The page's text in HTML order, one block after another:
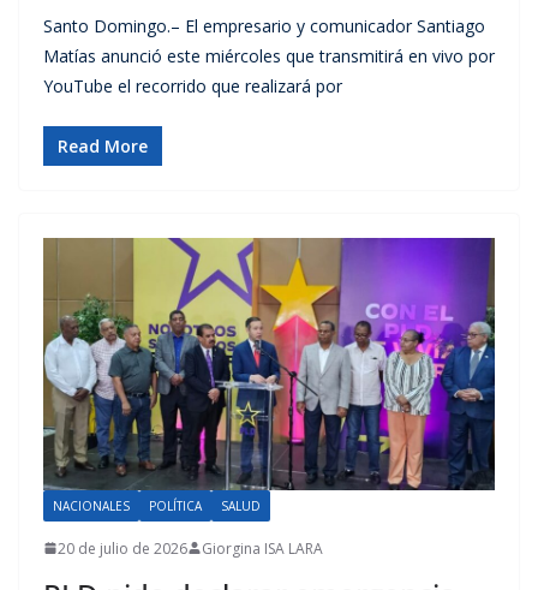
Santo Domingo.– El empresario y comunicador Santiago
Matías anunció este miércoles que transmitirá en vivo por
YouTube el recorrido que realizará por
Read More
NACIONALES POLÍTICA SALUD
20 de julio de 2026 Giorgina ISA LARA